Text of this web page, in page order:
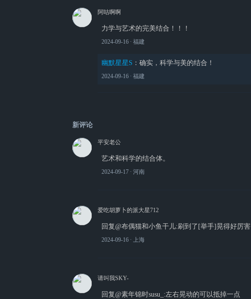
阿咕啊啊
力学与艺术的完美结合！！！
2024-09-16 ∙ 福建
幽默星星S ： 确实，科学与美的结合！
2024-09-16 ∙ 福建
新评论
平安老公
艺术和科学的结合体。
2024-09-17 ∙ 河南
爱吃胡萝卜的派大星712
回复@布偶猫和小鱼干儿:刷到了[举手]晃得好厉害
2024-09-16 ∙ 上海
请叫我SKY-
回复@素年锦时susu_:左右晃动的可以抵掉一点